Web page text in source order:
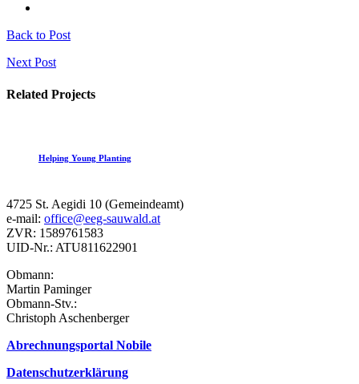
Back to Post
Next Post
Related Projects
Helping Young Planting
4725 St. Aegidi 10 (Gemeindeamt)
e-mail: office@eeg-sauwald.at
ZVR: 1589761583
UID-Nr.: ATU811622901
Obmann:
Martin Paminger
Obmann-Stv.:
Christoph Aschenberger
Abrechnungsportal Nobile
Datenschutzerklärung